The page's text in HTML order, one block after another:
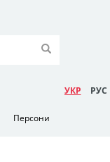
УКР РУC
Персони